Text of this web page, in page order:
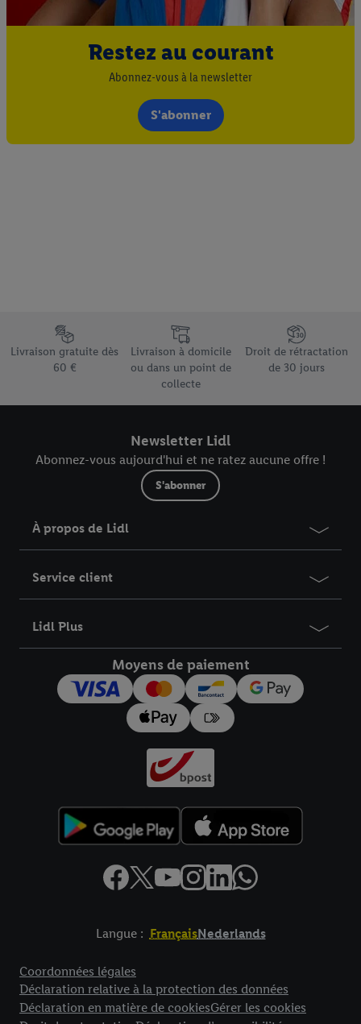
Restez au courant
Abonnez-vous à la newsletter
S'abonner
Élément du pied de page avec les différents arguments de
Livraison gratuite dès
60 €
Livraison à domicile
ou dans un point de
collecte
Droit de rétractation
de 30 jours
Newsletter Lidl
Abonnez-vous aujourd'hui et ne ratez aucune offre !
S'abonner
À propos de Lidl
Service client
Lidl Plus
Moyens de paiement
Langue : FrançaisNederlands
Coordonnées légales
Déclaration relative à la protection des données
Déclaration en matière de cookiesGérer les cookies